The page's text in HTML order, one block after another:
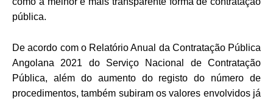
pública.
De acordo com o Relatório Anual da Contratação Pública
Angolana 2021 do Serviço Nacional de Contratação
Pública, além do aumento do registo do número de
procedimentos, também subiram os valores envolvidos já